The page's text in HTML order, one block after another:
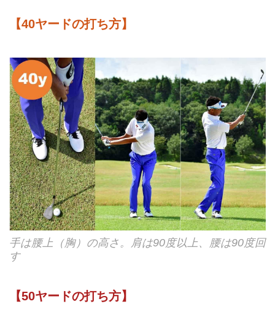
【40ヤードの打ち方】
手は腰上（胸）の高さ。肩は90度以上、腰は90度回
す
【50ヤードの打ち方】